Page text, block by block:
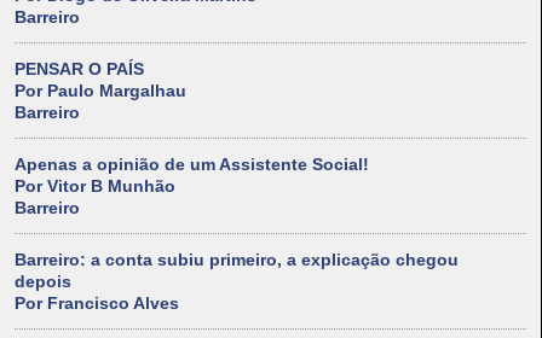
Barreiro
PENSAR O PAÍS
Por Paulo Margalhau
Barreiro
Apenas a opinião de um Assistente Social!
Por Vitor B Munhão
Barreiro
Barreiro: a conta subiu primeiro, a explicação chegou
depois
Por Francisco Alves